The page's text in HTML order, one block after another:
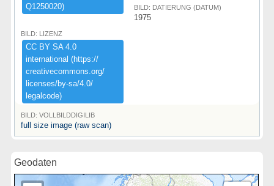
Q1250020)​
BILD: DATIERUNG (DATUM)
1975
BILD: LIZENZ
CC ​BY ​SA ​4.​0 ​
international ​(​https:​/​/​
creativecommons.​org/​
licenses/​by-​sa/​4.​0/​
legalcode)​
BILD: VOLLBILDDIGILIB
full size image (raw scan)
Geodaten